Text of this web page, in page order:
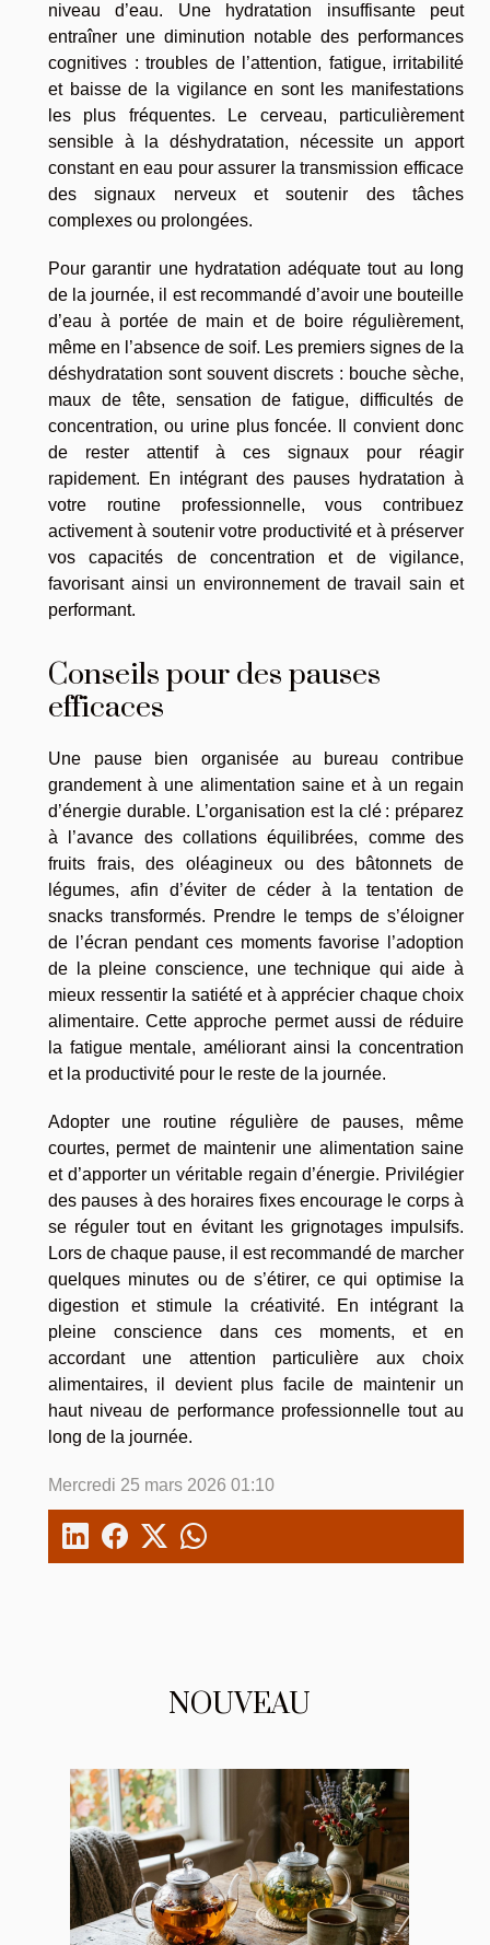
NOUVEAU
niveau d’eau. Une hydratation insuffisante peut
entraîner une diminution notable des performances
cognitives : troubles de l’attention, fatigue, irritabilité
et baisse de la vigilance en sont les manifestations
les plus fréquentes. Le cerveau, particulièrement
sensible à la déshydratation, nécessite un apport
constant en eau pour assurer la transmission efficace
des signaux nerveux et soutenir des tâches
complexes ou prolongées.
Pour garantir une hydratation adéquate tout au long
de la journée, il est recommandé d’avoir une bouteille
d’eau à portée de main et de boire régulièrement,
même en l’absence de soif. Les premiers signes de la
déshydratation sont souvent discrets : bouche sèche,
maux de tête, sensation de fatigue, difficultés de
concentration, ou urine plus foncée. Il convient donc
de rester attentif à ces signaux pour réagir
rapidement. En intégrant des pauses hydratation à
votre routine professionnelle, vous contribuez
activement à soutenir votre productivité et à préserver
vos capacités de concentration et de vigilance,
favorisant ainsi un environnement de travail sain et
performant.
Conseils pour des pauses
efficaces
Une pause bien organisée au bureau contribue
grandement à une alimentation saine et à un regain
d’énergie durable. L’organisation est la clé : préparez
à l’avance des collations équilibrées, comme des
fruits frais, des oléagineux ou des bâtonnets de
légumes, afin d’éviter de céder à la tentation de
snacks transformés. Prendre le temps de s’éloigner
de l’écran pendant ces moments favorise l’adoption
de la pleine conscience, une technique qui aide à
mieux ressentir la satiété et à apprécier chaque choix
alimentaire. Cette approche permet aussi de réduire
la fatigue mentale, améliorant ainsi la concentration
et la productivité pour le reste de la journée.
Adopter une routine régulière de pauses, même
courtes, permet de maintenir une alimentation saine
et d’apporter un véritable regain d’énergie. Privilégier
des pauses à des horaires fixes encourage le corps à
se réguler tout en évitant les grignotages impulsifs.
Lors de chaque pause, il est recommandé de marcher
quelques minutes ou de s’étirer, ce qui optimise la
digestion et stimule la créativité. En intégrant la
pleine conscience dans ces moments, et en
accordant une attention particulière aux choix
alimentaires, il devient plus facile de maintenir un
haut niveau de performance professionnelle tout au
long de la journée.
Mercredi 25 mars 2026 01:10